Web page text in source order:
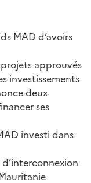
MAD d’avoirs
approuvés
investissements
deux
ses
investi dans
d’interconnexion